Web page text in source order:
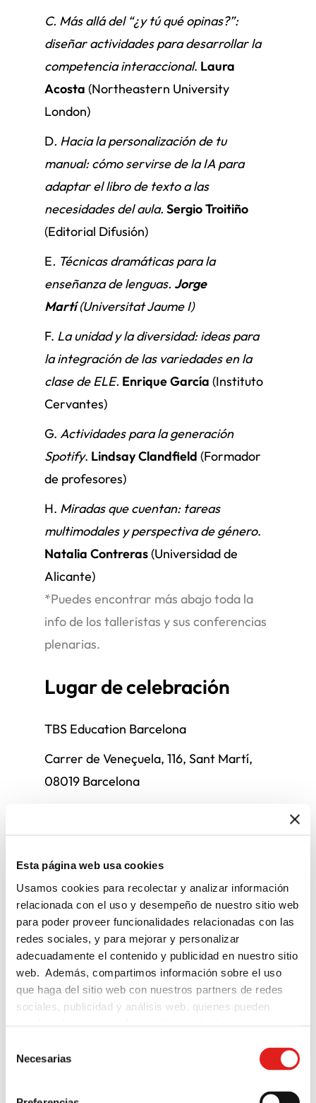
Esta página web usa cookies
Usamos cookies para recolectar y analizar información
relacionada con el uso y desempeño de nuestro sitio web
para poder proveer funcionalidades relacionadas con las
redes sociales, y para mejorar y personalizar
adecuadamente el contenido y publicidad en nuestro sitio
web. Además, compartimos información sobre el uso
que haga del sitio web con nuestros partners de redes
sociales, publicidad y análisis web, quienes pueden
que haya hecho de sus servicios.
Necesarias
C. Más allá del “¿y tú qué opinas?”:
diseñar actividades para desarrollar la
competencia interaccional. Laura
Acosta (Northeastern University
London)
D. Hacia la personalización de tu
manual: cómo servirse de la IA para
adaptar el libro de texto a las
necesidades del aula.Sergio Troitiño
(Editorial Difusión)
E. Técnicas dramáticas para la
enseñanza de lenguas.Jorge
Martí(Universitat Jaume I)
F. La unidad y la diversidad: ideas para
la integración de las variedades en la
clase de ELE. Enrique García(Instituto
Cervantes)
G. Actividades para la generación
Spotify. Lindsay Clandfield (Formador
de profesores)
H. Miradas que cuentan: tareas
multimodales y perspectiva de género.
Natalia Contreras(Universidad de
Alicante)
*Puedes encontrar más abajo toda la
info de los talleristas y sus conferencias
plenarias.
Lugar de celebración
TBS Education Barcelona
Carrer de Veneçuela, 116, Sant Martí,
08019 Barcelona
ENTRADA PRESENCIAL EN LA
SALA CONTIGUA AL SALÓN
PRINCIPAL
Hemos completado el aforo en el
salón principal, ¡pero no queremos que
te lo pierdas!
investigación (UAB) y la ponencia sobre
el DADIC por parte de Marta Higueras